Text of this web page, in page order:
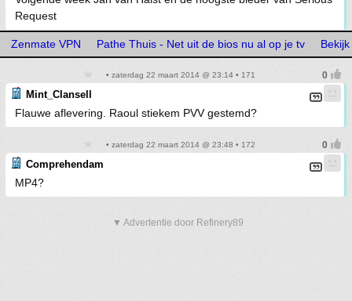
Request
Zenmate VPN Pathe Thuis - Net uit de bios nu al op je tv
• zaterdag 22 maart 2014 @ 23:14 • 171
Mint_Clansell
Flauwe aflevering. Raoul stiekem PVV gestemd?
• zaterdag 22 maart 2014 @ 23:48 • 172
Comprehendam
MP4?
▼ Advertentie door Refinery89